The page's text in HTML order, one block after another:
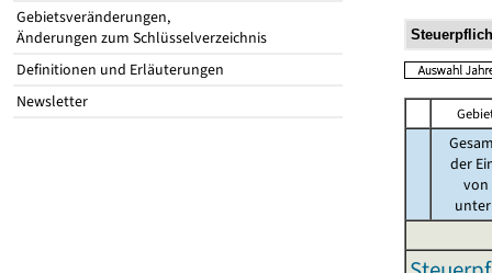
Gebietsveränderungen,
Änderungen zum Schlüsselverzeichnis
Definitionen und Erläuterungen
Newsletter
der
von
unter